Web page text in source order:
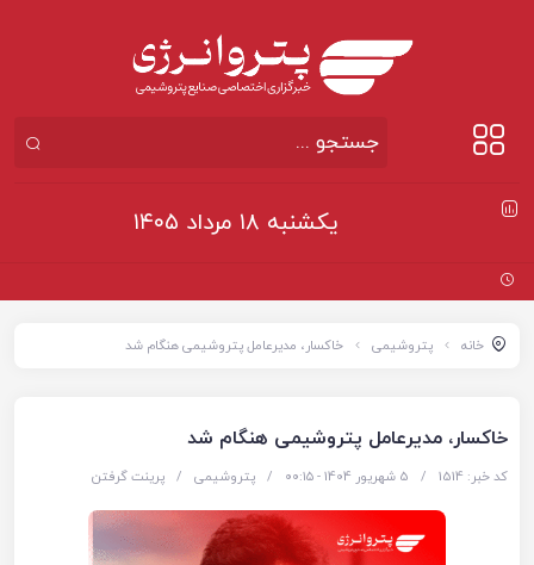
یکشنبه ۱۸ مرداد ۱۴۰۵
خانه پتروشیمی خاکسار، مدیرعامل پتروشیمی هنگام شد
خاکسار، مدیرعامل پتروشیمی هنگام شد
کد خبر: 1514 / 5 شهریور 1404 - ۰۰:۱۵ / پتروشیمی / پرینت گرفتن